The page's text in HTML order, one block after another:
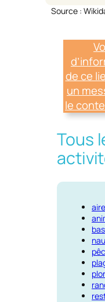
Source :
de ce
un
le
Tous